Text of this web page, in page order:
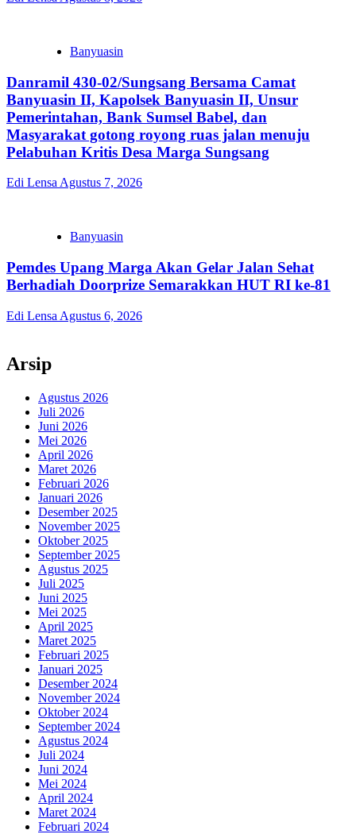
Banyuasin
Danramil 430-02/Sungsang Bersama Camat
Banyuasin II, Kapolsek Banyuasin II, Unsur
Pemerintahan, Bank Sumsel Babel, dan
Masyarakat gotong royong ruas jalan menuju
Pelabuhan Kritis Desa Marga Sungsang
Edi Lensa Agustus 7, 2026
Banyuasin
Pemdes Upang Marga Akan Gelar Jalan Sehat
Berhadiah Doorprize Semarakkan HUT RI ke-81
Edi Lensa Agustus 6, 2026
Arsip
Agustus 2026
Juli 2026
Juni 2026
Mei 2026
April 2026
Maret 2026
Februari 2026
Januari 2026
Desember 2025
November 2025
Oktober 2025
September 2025
Agustus 2025
Juli 2025
Juni 2025
Mei 2025
April 2025
Maret 2025
Februari 2025
Januari 2025
Desember 2024
November 2024
Oktober 2024
September 2024
Agustus 2024
Juli 2024
Juni 2024
Mei 2024
April 2024
Maret 2024
Februari 2024